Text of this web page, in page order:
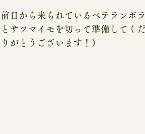
前日から来られているベテランボ
とサツマイモを切って準備してく
りがとうございます！）